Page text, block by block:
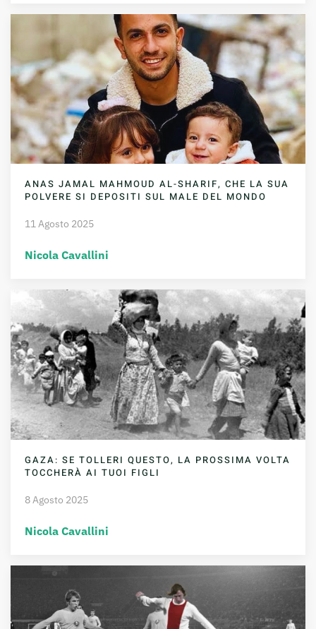
ANAS JAMAL MAHMOUD AL-SHARIF, CHE LA SUA
POLVERE SI DEPOSITI SUL MALE DEL MONDO
11 Agosto 2025
Nicola Cavallini
GAZA: SE TOLLERI QUESTO, LA PROSSIMA VOLTA
TOCCHERÀ AI TUOI FIGLI
8 Agosto 2025
Nicola Cavallini